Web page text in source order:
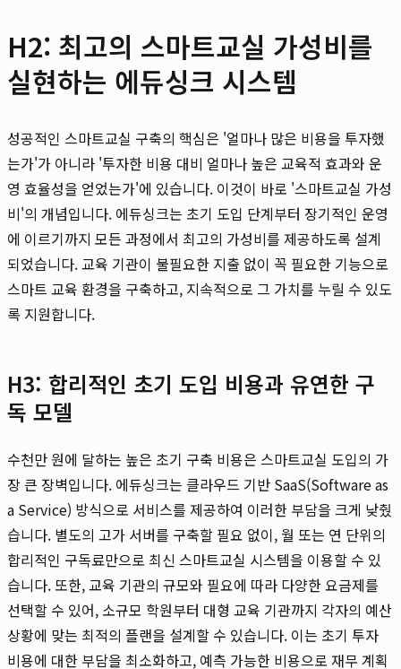
H2: 최고의 스마트교실 가성비를
실현하는 에듀싱크 시스템
성공적인 스마트교실 구축의 핵심은 '얼마나 많은 비용을 투자했
는가'가 아니라 '투자한 비용 대비 얼마나 높은 교육적 효과와 운
영 효율성을 얻었는가'에 있습니다. 이것이 바로 '스마트교실 가성
비'의 개념입니다. 에듀싱크는 초기 도입 단계부터 장기적인 운영
에 이르기까지 모든 과정에서 최고의 가성비를 제공하도록 설계
되었습니다. 교육 기관이 불필요한 지출 없이 꼭 필요한 기능으로
스마트 교육 환경을 구축하고, 지속적으로 그 가치를 누릴 수 있도
록 지원합니다.
H3: 합리적인 초기 도입 비용과 유연한 구
독 모델
수천만 원에 달하는 높은 초기 구축 비용은 스마트교실 도입의 가
장 큰 장벽입니다. 에듀싱크는 클라우드 기반 SaaS(Software as
a Service) 방식으로 서비스를 제공하여 이러한 부담을 크게 낮췄
습니다. 별도의 고가 서버를 구축할 필요 없이, 월 또는 연 단위의
합리적인 구독료만으로 최신 스마트교실 시스템을 이용할 수 있
습니다. 또한, 교육 기관의 규모와 필요에 따라 다양한 요금제를
선택할 수 있어, 소규모 학원부터 대형 교육 기관까지 각자의 예산
상황에 맞는 최적의 플랜을 설계할 수 있습니다. 이는 초기 투자
비용에 대한 부담을 최소화하고, 예측 가능한 비용으로 재무 계획